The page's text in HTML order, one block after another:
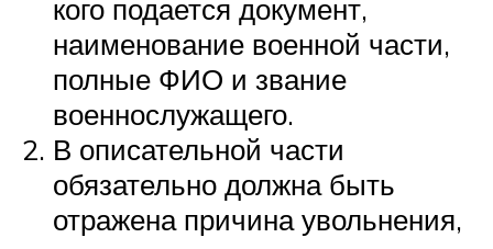
кого подается документ,
наименование военной части,
полные ФИО и звание
военнослужащего.
В описательной части
обязательно должна быть
отражена причина увольнения,